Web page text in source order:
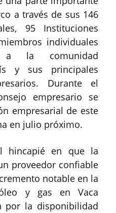
a través de sus 146
95 Instituciones
individuales
a la comunidad
y sus principales
Durante el
empresario se
empresarial de este
en julio próximo.
hincapié en que la
proveedor confiable
notable en la
y gas en Vaca
por la disponibilidad